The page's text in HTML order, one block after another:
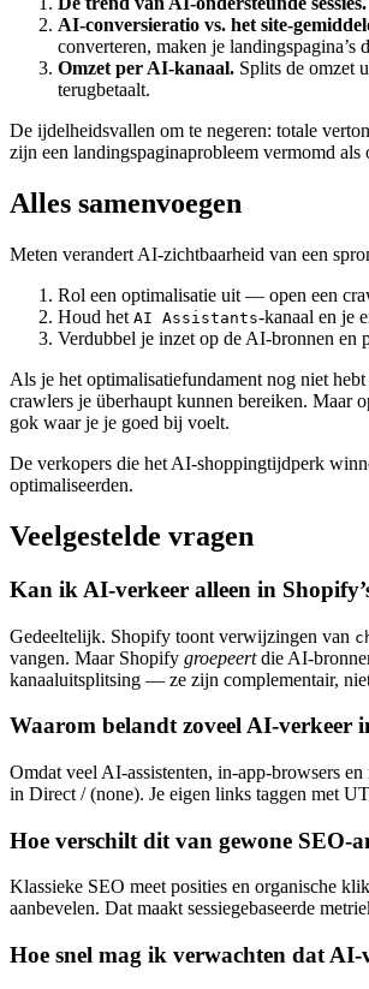
AI-conversieratio vs. het site-
converteren, maken je landingspagina’s
Omzet per AI-kanaal. Splits de omzet
terugbetaalt.
De ijdelheidsvallen om te negeren: totale
zijn een landingspaginaprobleem vermomd
Alles samenvoegen
Meten verandert AI-zichtbaarheid van een
Rol een optimalisatie uit — open een
Houd het AI Assistants-kanaal en je
Verdubbel je inzet op de AI-bronnen en
Als je het optimalisatiefundament nog niet
crawlers je überhaupt kunnen bereiken. Maar
gok waar je je goed bij voelt.
De verkopers die het AI-shoppingtijdperk
optimaliseerden.
Veelgestelde vragen
Kan ik AI-verkeer alleen in
Gedeeltelijk. Shopify toont verwijzingen van
vangen. Maar Shopify groepeertdie AI-
kanaaluitsplitsing — ze zijn complementair,
Waarom belandt zoveel AI-verkeer
Omdat veel AI-assistenten, in-app-browsers
in Direct / (none). Je eigen links taggen met
Hoe verschilt dit van gewone SEO-
Klassieke SEO meet posities en organische
aanbevelen. Dat maakt sessiegebaseerde
Hoe snel mag ik verwachten dat AI-